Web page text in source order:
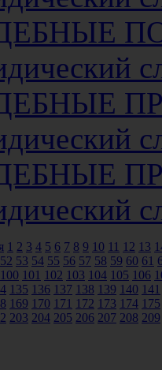
1 2 3 4 5 6 7 8 9 10 11 12 13
52 53 54 55 56 57 58 59 60 61
100 101 102 103 104 105 106
135 136 137 138 139 140 141
169 170 171 172 173 174 175
203 204 205 206 207 208 209